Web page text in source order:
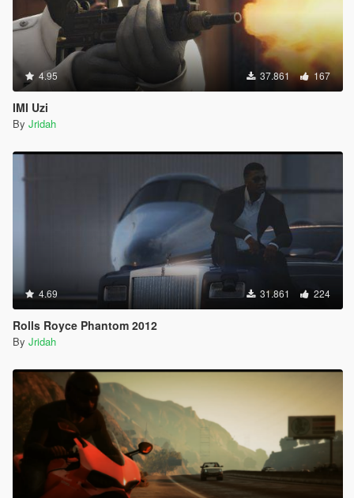
4.95 37.861 167
IMI Uzi
By Jridah
4.69 31.861 224
Rolls Royce Phantom 2012
By Jridah